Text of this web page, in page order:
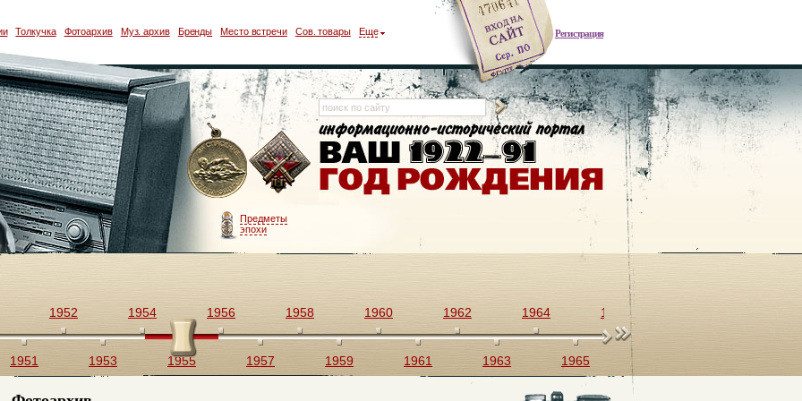
Регистрация
Толкучка Фотоархив Муз. архив Бренды Место встречи Сов. товары Еще
Предметы
эпохи
1951
1952
1953
1954
1955
1956
1957
1958
1959
1960
1961
1962
1963
1964
1965
1966